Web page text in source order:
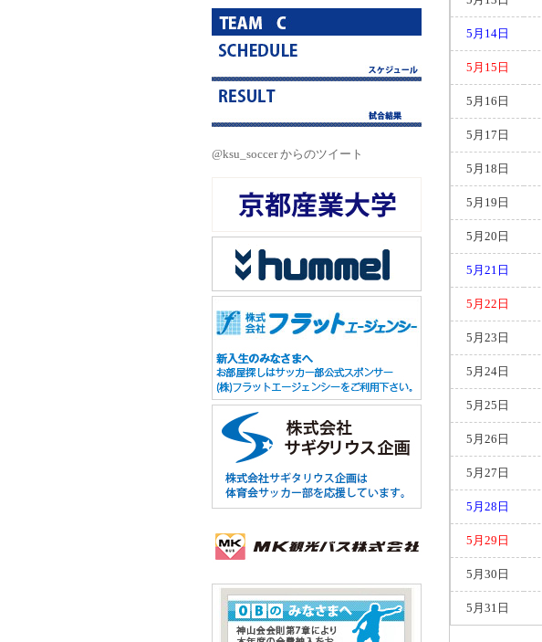
@ksu_soccer からのツイート
5月14日
5月15日
5月16日
5月17日
5月18日
5月19日
5月20日
5月21日
5月22日
5月23日
5月24日
5月25日
5月26日
5月27日
5月28日
5月29日
5月30日
5月31日